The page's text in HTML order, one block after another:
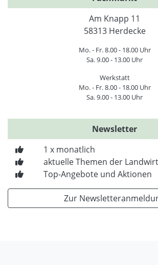
Am Knapp 11
58313 Herdecke
Mo. - Fr. 8.00 - 18.00 Uhr
Sa. 9.00 - 13.00 Uhr
Werkstatt
Mo. - Fr. 8.00 - 18.00 Uhr
Sa. 9.00 - 13.00 Uhr
Newsletter
1 x monatlich
aktuelle Themen der
Top-Angebote und Aktionen
Zur